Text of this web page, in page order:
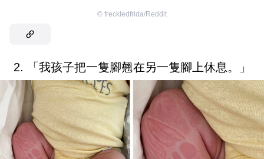
© freckledfrida/Reddit
2. 「我孩子把一隻腳翹在另一隻腳上休息。」